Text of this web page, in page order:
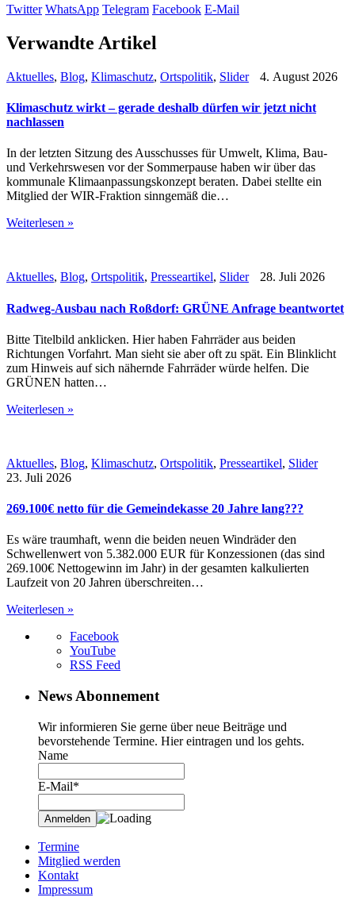
Twitter WhatsApp Telegram Facebook E-Mail
Verwandte Artikel
Aktuelles, Blog, Klimaschutz, Ortspolitik, Slider 4. August 2026
Klimaschutz wirkt – gerade deshalb dürfen wir jetzt nicht
nachlassen
In der letzten Sitzung des Ausschusses für Umwelt, Klima, Bau-
und Verkehrswesen vor der Sommerpause haben wir über das
kommunale Klimaanpassungskonzept beraten. Dabei stellte ein
Mitglied der WIR-Fraktion sinngemäß die…
Weiterlesen »
Aktuelles, Blog, Ortspolitik, Presseartikel, Slider 28. Juli 2026
Radweg-Ausbau nach Roßdorf: GRÜNE Anfrage beantwortet
Bitte Titelbild anklicken. Hier haben Fahrräder aus beiden
Richtungen Vorfahrt. Man sieht sie aber oft zu spät. Ein Blinklicht
zum Hinweis auf sich nähernde Fahrräder würde helfen. Die
GRÜNEN hatten…
Weiterlesen »
Aktuelles, Blog, Klimaschutz, Ortspolitik, Presseartikel, Slider
23. Juli 2026
269.100€ netto für die Gemeindekasse 20 Jahre lang???
Es wäre traumhaft, wenn die beiden neuen Windräder den
Schwellenwert von 5.382.000 EUR für Konzessionen (das sind
269.100€ Nettogewinn im Jahr) in der gesamten kalkulierten
Laufzeit von 20 Jahren überschreiten…
Weiterlesen »
Facebook
YouTube
RSS Feed
News Abonnement
Wir informieren Sie gerne über neue Beiträge und
bevorstehende Termine. Hier eintragen und los gehts.
Name
E-Mail*
Termine
Mitglied werden
Kontakt
Impressum